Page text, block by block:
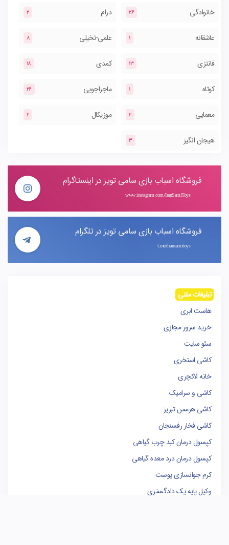
خانوادگی 26 درام 2
عاشقانه 1 علمی-تخیلی 8
فانتزی 13 کمدی 18
کوتاه 1 ماجراجویی 26
معمایی 2 موزیکال 2
هیجان انگیز 3
فروشگاه اسباب بازی سامی تویز در اینستاگرام
www.instagram.com/IranSamiToys
فروشگاه اسباب بازی سامی تویز در تلگرام
t.me/iransamitoys
تبلیغات متنی
هاست ابری
خرید سرور مجازی
سئو سایت
کاشی استخری
خانه لاکچری
کاشی و سرامیک
کاشی هرمس تبریز
کاشی فخار رفسنجان
کپسول درمان کبد چرب گیاهی
کپسول درمان درد معده گیاهی
کرم جوانسازی پوست
وکیل پایه یک دادگستری